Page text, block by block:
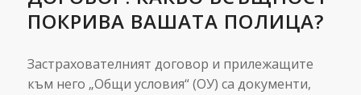
ПОКРИВА ВАШАТА ПОЛИЦА?
Застрахователният договор и прилежащите
към него „Общи условия“ (ОУ) са документи,